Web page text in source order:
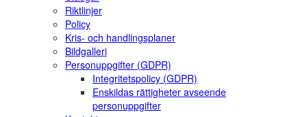
Riktlinjer
Policy
Kris- och handlingsplaner
Bildgalleri
Personuppgifter (GDPR)
Integritetspolicy (GDPR)
Enskildas rättigheter avseende
personuppgifter